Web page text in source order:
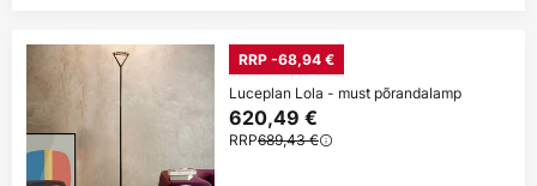
RRP -68,94 €
Luceplan Lola - must põrandalamp
620,49 €
RRP689,43 €